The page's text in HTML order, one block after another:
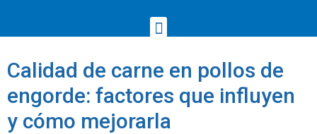
Calidad de carne en pollos de
engorde: factores que influyen
y cómo mejorarla